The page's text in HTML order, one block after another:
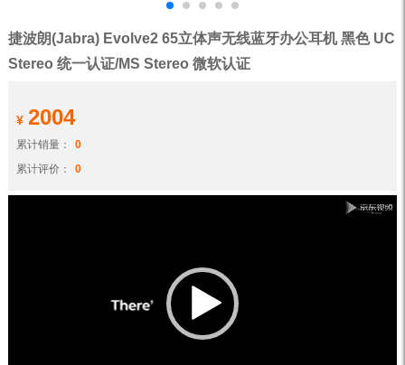
捷波朗(Jabra) Evolve2 65立体声无线蓝牙办公耳机 黑色 UC
Stereo 统一认证/MS Stereo 微软认证
¥ 2004
累计销量：
0
累计评价：
0